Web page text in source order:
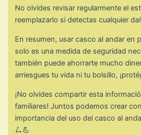
No olvides revisar regularmente el
reemplazarlo si detectas cualquier
En resumen, usar casco al andar en
solo es una medida de seguridad
también puede ahorrarte mucho
arriesgues tu vida ni tu bolsillo,
¡No olvides compartir esta
familiares! Juntos podemos crear
importancia del uso del casco al
🛴💪